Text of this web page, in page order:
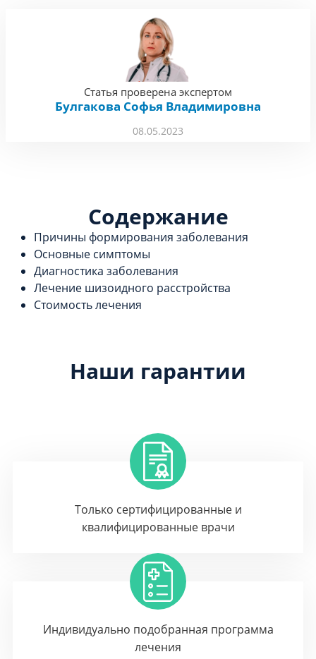
08.05.2023
Статья проверена экспертом
Булгакова Софья Владимировна
Содержание
Причины формирования заболевания
Основные симптомы
Диагностика заболевания
Лечение шизоидного расстройства
Стоимость лечения
Наши гарантии
Только сертифицированные и
квалифицированные врачи
Индивидуально подобранная программа
лечения